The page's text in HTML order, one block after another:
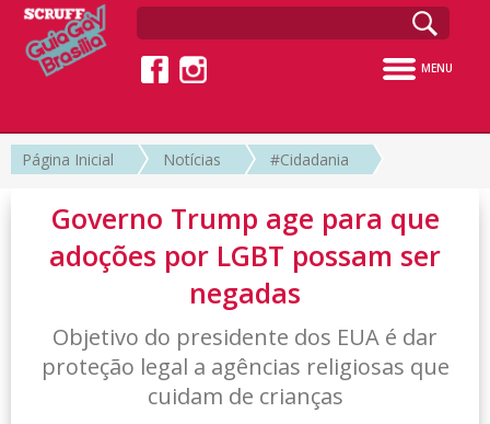
MENU
Página Inicial Notícias #Cidadania
Governo Trump age para que
adoções por LGBT possam ser
negadas
Objetivo do presidente dos EUA é dar
proteção legal a agências religiosas que
cuidam de crianças